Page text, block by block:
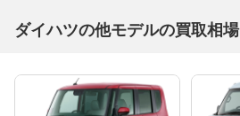
ダイハツの他モデルの買取相場